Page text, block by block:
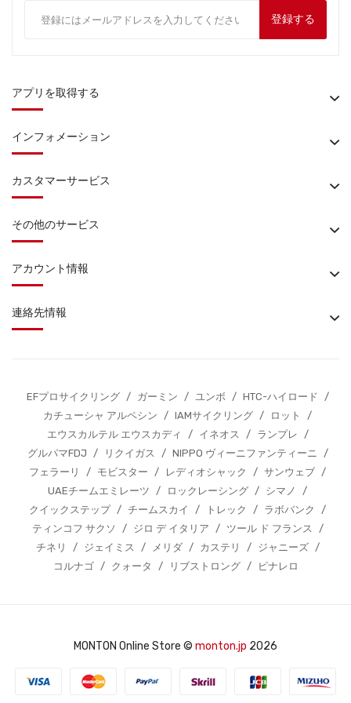
登録する
アプリを取得する
インフォメーション
カスタマーサービス
その他のサービス
アカウント情報
連絡先情報
EFプロサイクリング / ガーミン / ユンボ / HTC-ハイロード /
カチューシャ アルペシン / IAMサイクリング / ロット
/
エウスカルテル エウスカディ
/ イネオス / ランプレ /
グルパマFDJ / リクイガス / NIPPO ヴィーニファンティーニ /
フェラーリ
/ モビスター / レディオシャック / サンウェブ /
UAEチームエミレーツ / ロックレーシング / シマノ
/
クイックステップ / チームスカイ / トレック / ラボバンク
/
ティンコフ サクソ
/ ジロ デ イタリア / ツール ド フランス
/
チネリ
/ ジェイミス / メリダ / カステリ / ジャニーズ /
コルナゴ / クォータ / リブストロング / ピナレロ
MONTON Online Store © monton.jp 2026